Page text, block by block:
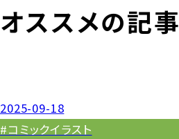
オススメの記事
2025-09-18
#コミックイラスト